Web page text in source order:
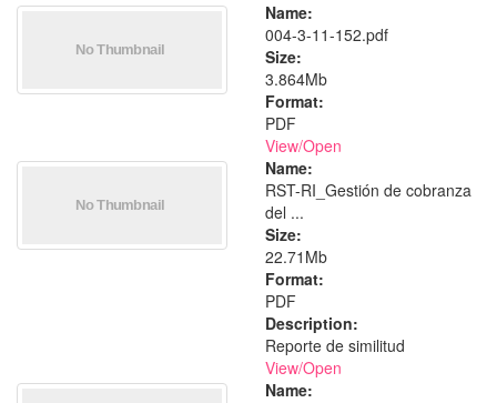
Name:
004-3-11-152.pdf
Size:
3.864Mb
Format:
PDF
View/Open
Name:
RST-RI_Gestión de cobranza
del ...
Size:
22.71Mb
Format:
PDF
Description:
Reporte de similitud
View/Open
Name: